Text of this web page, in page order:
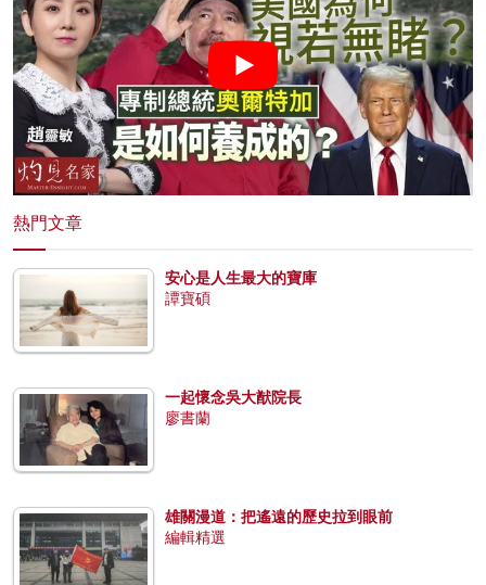
熱門文章
安心是人生最大的寶庫
譚寶碩
一起懷念吳大猷院長
廖書蘭
雄關漫道：把遙遠的歷史拉到眼前
編輯精選